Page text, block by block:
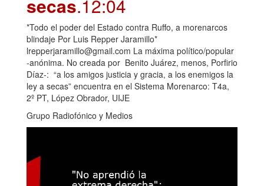
secas.12:04
*Todo el poder del Estado contra Ruffo, a morenarcos
blindaje Por Luis Repper Jaramillo*
lrepperjaramillo@gmail.com La máxima político/popular
-anónima. No creada por Benito Juárez, menos, Porfirio
Díaz-: “a los amigos justicia y gracia, a los enemigos la
ley a secas” encuentra en el Sistema Morenarco: T4a,
2º PT, López Obrador, UIJE
Grupo Radiofónico y Medios